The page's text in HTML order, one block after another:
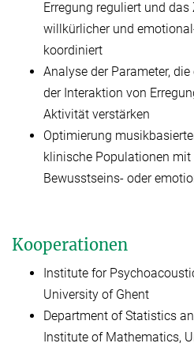
Erregung reguliert und
willkürlicher und
koordiniert
Analyse der Parameter,
der Interaktion von
Aktivität verstärken
Optimierung
klinische Populationen mit
Bewusstseins- oder
Kooperationen
Institute for
University of Ghent
Department of Statistics
Institute of Mathematics,